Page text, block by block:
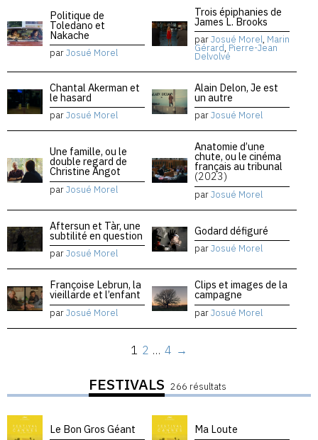
Politique de
Toledano et
Nakache
parJosué Morel
Trois épiphanies de
James L. Brooks
parJosué Morel, Marin
Gérard, Pierre-Jean
Delvolvé
Chantal Akerman et
le hasard
parJosué Morel
Alain Delon, Je est
un autre
parJosué Morel
Une famille, ou le
double regard de
Christine Angot
parJosué Morel
Anatomie d’une
chute, ou le cinéma
français au tribunal
(2023)
parJosué Morel
Aftersun et Tàr, une
subtilité en question
parJosué Morel
Godard défiguré
parJosué Morel
Françoise Lebrun, la
vieillarde et l’enfant
parJosué Morel
Clips et images de la
campagne
parJosué Morel
1 2 … 4 →
FESTIVALS 266 résultats
Le Bon Gros Géant Ma Loute